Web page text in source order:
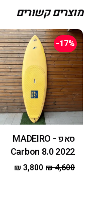
מוצרים קשורים
-17%
סאפ - MADEIRO
Carbon 8.0 2022
₪4,600
₪ 3,800